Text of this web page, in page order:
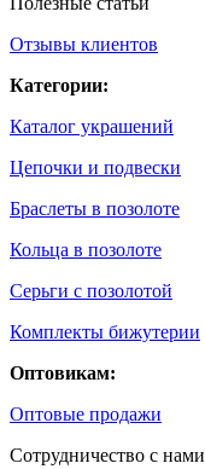
Отзывы клиентов
Категории:
Каталог украшений
Цепочки и подвески
Браслеты в позолоте
Кольца в позолоте
Серьги с позолотой
Комплекты бижутерии
Оптовикам:
Оптовые продажи
Сотрудничество с нами